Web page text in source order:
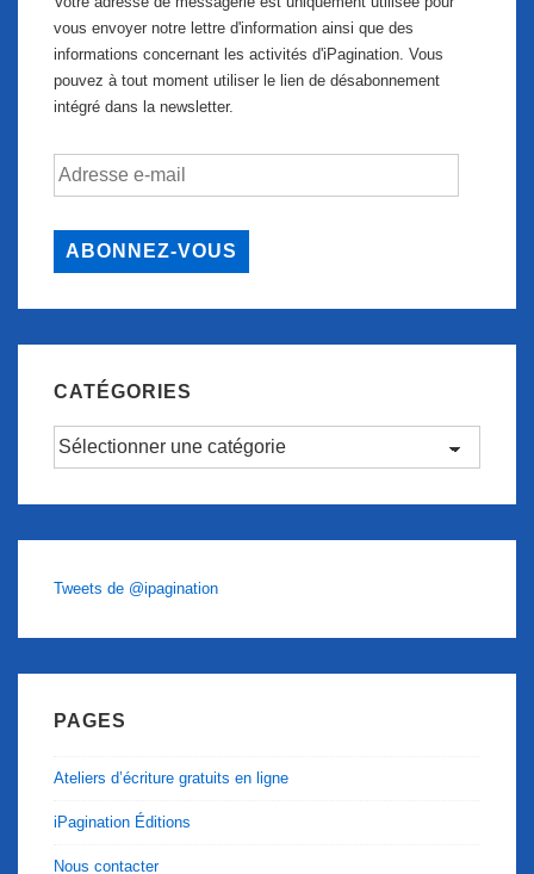
vous envoyer notre lettre d'information ainsi que des
informations concernant les activités d'iPagination. Vous
pouvez à tout moment utiliser le lien de désabonnement
intégré dans la newsletter.
Adresse
ABONNEZ-VOUS
CATÉGORIES
Catégories
Tweets de @ipagination
PAGES
Ateliers d’écriture gratuits en ligne
iPagination Éditions
Nous contacter